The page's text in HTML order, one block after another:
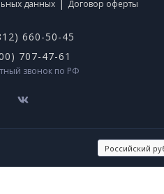
данных | Договор оферты
660-50-45
707-47-61
звонок по РФ